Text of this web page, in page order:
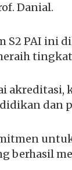
Danial.
S2 PAI ini
akreditasi,
dan
berhasil